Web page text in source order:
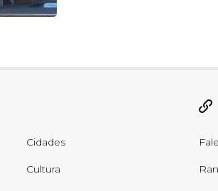
Cidades
Cultura